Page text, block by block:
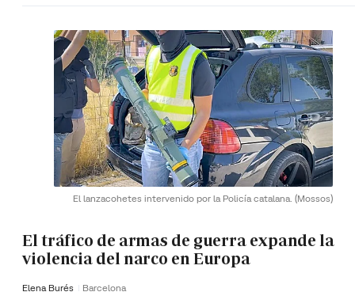
El lanzacohetes intervenido por la Policía catalana. (Mossos)
El tráfico de armas de guerra expande la
violencia del narco en Europa
Elena Burés Barcelona